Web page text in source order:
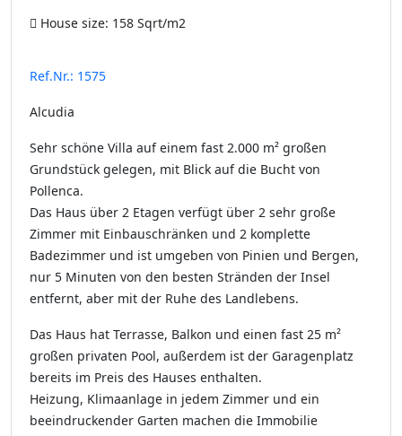
House size: 158 Sqrt/m2
Ref.Nr.: 1575
Alcudia
Sehr schöne Villa auf einem fast 2.000 m² großen
Grundstück gelegen, mit Blick auf die Bucht von
Pollenca.
Das Haus über 2 Etagen verfügt über 2 sehr große
Zimmer mit Einbauschränken und 2 komplette
Badezimmer und ist umgeben von Pinien und Bergen,
nur 5 Minuten von den besten Stränden der Insel
entfernt, aber mit der Ruhe des Landlebens.
Das Haus hat Terrasse, Balkon und einen fast 25 m²
großen privaten Pool, außerdem ist der Garagenplatz
bereits im Preis des Hauses enthalten.
Heizung, Klimaanlage in jedem Zimmer und ein
beeindruckender Garten machen die Immobilie